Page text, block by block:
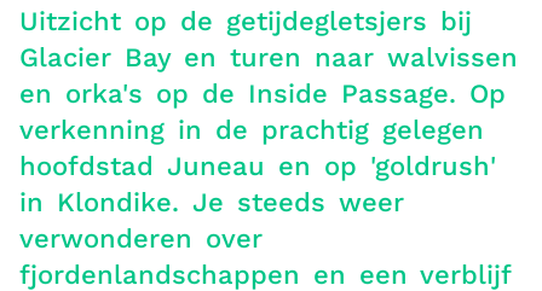
Uitzicht op de getijdegletsjers bij
Glacier Bay en turen naar walvissen
en orka's op de Inside Passage. Op
verkenning in de prachtig gelegen
hoofdstad Juneau en op 'goldrush'
in Klondike. Je steeds weer
verwonderen over
fjordenlandschappen en een verblijf